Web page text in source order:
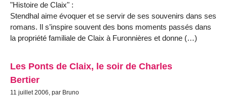
"Histoire de Claix" :
Stendhal aime évoquer et se servir de ses souvenirs dans ses
romans. Il s’inspire souvent des bons moments passés dans
la propriété familiale de Claix à Furonnières et donne (…)
Les Ponts de Claix, le soir de Charles
Bertier
11 juillet 2006, par Bruno